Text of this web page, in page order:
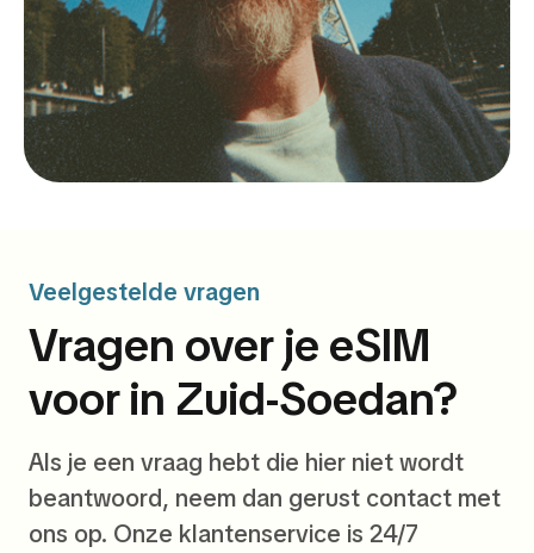
Veelgestelde vragen
Vragen over je eSIM
voor in Zuid-Soedan?
Als je een vraag hebt die hier niet wordt
beantwoord, neem dan gerust contact met
ons op. Onze klantenservice is 24/7